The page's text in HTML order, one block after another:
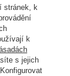
stránek, k
k
s jejich